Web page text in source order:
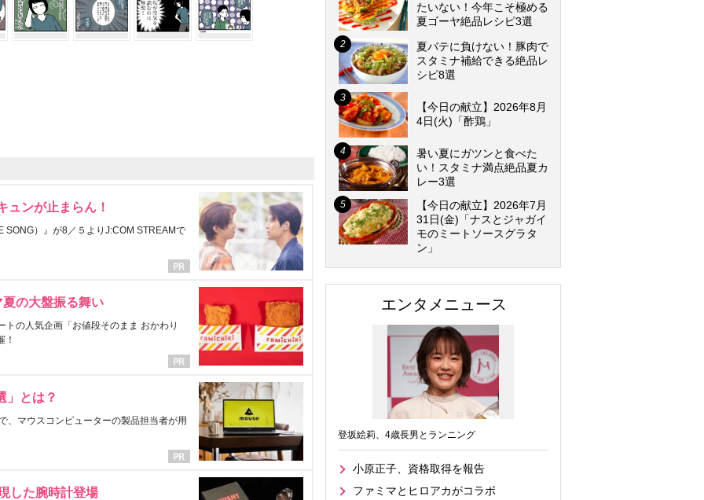
ュンが止まらん！
SONG）』が8／５よりJ:COM STREAMで
の大盤振る舞い
の人気企画「お値段そのまま おかわり
！
」とは？
、マウスコンピューターの製品担当者が用
した腕時計登場
たいない！今年こそ極める
夏ゴーヤ絶品レシピ3選
夏バテに負けない！豚肉で
スタミナ補給できる絶品レ
シピ8選
【今日の献立】2026年8月
4日(火)「酢鶏」
暑い夏にガツンと食べた
い！スタミナ満点絶品夏カ
レー3選
【今日の献立】2026年7月
31日(金)「ナスとジャガイ
モのミートソースグラタ
ン」
エンタメニュース
登坂絵莉、4歳長男とランニング
小原正子、資格取得を報告
ファミマとヒロアカがコラボ